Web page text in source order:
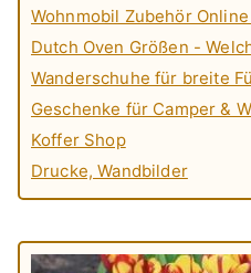
Wohnmobil Zubehör
Dutch Oven Größen -
Wanderschuhe für breite
Geschenke für Camper &
Koffer Shop
Drucke, Wandbilder